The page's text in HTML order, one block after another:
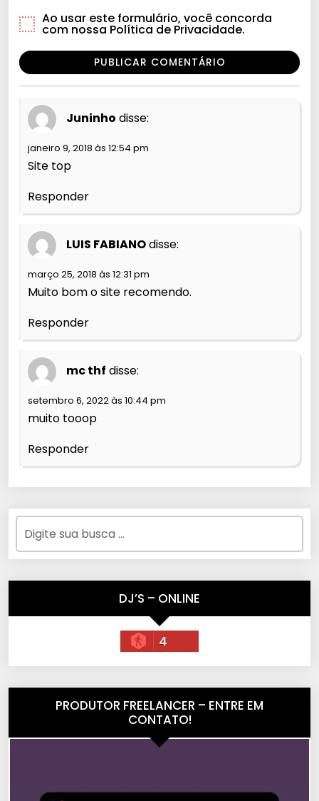
Ao usar este formulário, você concorda
com nossa Política de Privacidade.
Juninho disse:
janeiro 9, 2018 às 12:54 pm
Site top
Responder
LUIS FABIANOdisse:
março 25, 2018 às 12:31 pm
Muito bom o site recomendo.
Responder
mc thf disse:
setembro 6, 2022 às 10:44 pm
muito tooop
Responder
DJ’S – ONLINE
4
PRODUTOR FREELANCER – ENTRE EM
CONTATO!